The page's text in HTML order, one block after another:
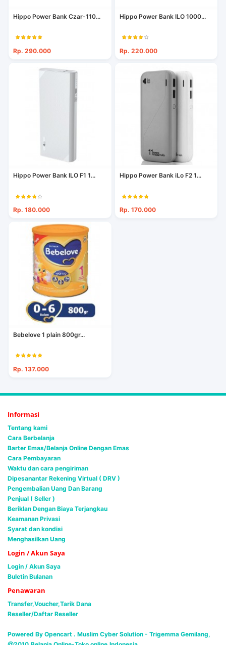
Hippo Power Bank Czar-110...
Rp. 290.000
Hippo Power Bank ILO 1000...
Rp. 220.000
Hippo Power Bank ILO F1 1...
Rp. 180.000
Hippo Power Bank iLo F2 1...
Rp. 170.000
Bebelove 1 plain 800gr...
Rp. 137.000
Informasi
Tentang kami
Cara Berbelanja
Barter Emas/Belanja Online Dengan Emas
Cara Pembayaran
Waktu dan cara pengiriman
Dipesanantar Rekening Virtual ( DRV )
Pengembalian Uang Dan Barang
Penjual ( Seller )
Beriklan Dengan Biaya Terjangkau
Keamanan Privasi
Syarat dan kondisi
Menghasilkan Uang
Login / Akun Saya
Login / Akun Saya
Buletin Bulanan
Penawaran
Transfer,Voucher,Tarik Dana
Reseller/Daftar Reseller
Powered By Opencart . Muslim Cyber Solution - Trigemma Gemilang,